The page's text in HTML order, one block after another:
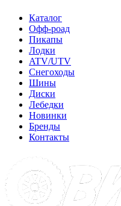
Каталог
Офф-роад
Пикапы
Лодки
ATV/UTV
Снегоходы
Шины
Диски
Лебедки
Новинки
Бренды
Контакты